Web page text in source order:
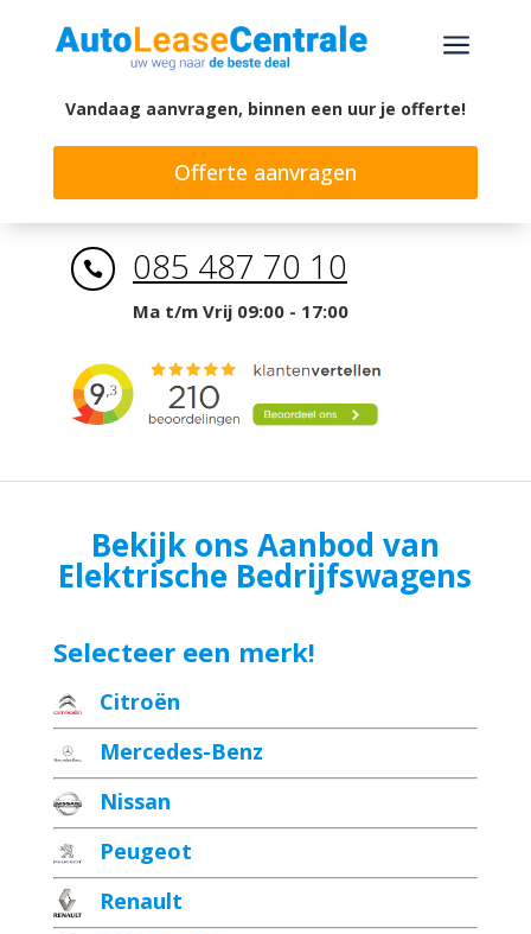
a
Vandaag aanvragen, binnen een uur je offerte!
Offerte aanvragen
 085 487 70 10
Ma t/m Vrij 09:00 - 17:00
Bekijk ons Aanbod van
Elektrische Bedrijfswagens
Selecteer een merk!
Citroën
Mercedes-Benz
Nissan
Peugeot
Renault